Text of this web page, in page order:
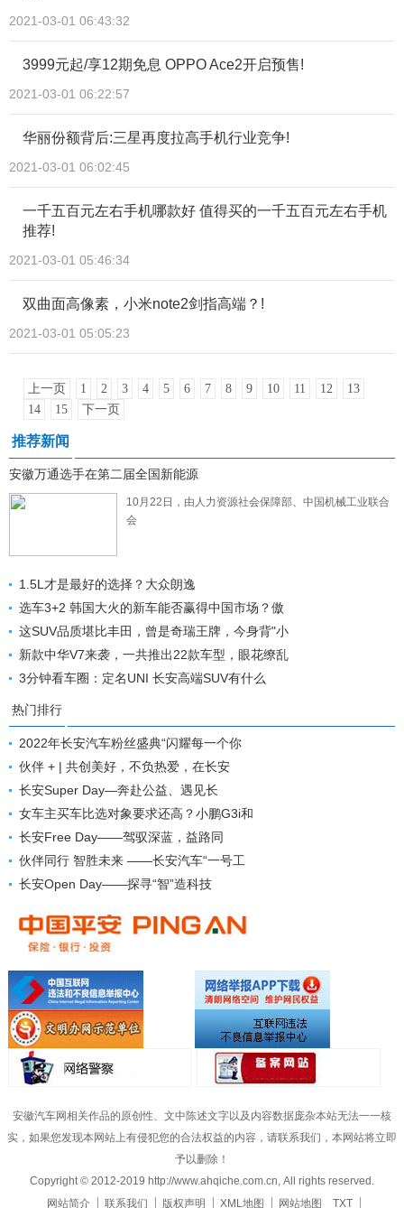
2021-03-01 06:43:32
3999元起/享12期免息 OPPO Ace2开启预售!
2021-03-01 06:22:57
华丽份额背后:三星再度拉高手机行业竞争!
2021-03-01 06:02:45
一千五百元左右手机哪款好 值得买的一千五百元左右手机
推荐!
2021-03-01 05:46:34
双曲面高像素，小米note2剑指高端？!
2021-03-01 05:05:23
上一页 1 2 3 4 5 6 7 8 9 10 11 12
13
14
15 下一页
推荐新闻
安徽万通选手在第二届全国新能源
10月22日，由人力资源社会保障部、中国机械工业联合
会
1.5L才是最好的选择？大众朗逸
选车3+2 韩国大火的新车能否赢得中国市场？傲
这SUV品质堪比丰田，曾是奇瑞王牌，今身背"小
新款中华V7来袭，一共推出22款车型，眼花缭乱
3分钟看车圈：定名UNI 长安高端SUV有什么
热门排行
2022年长安汽车粉丝盛典“闪耀每一个你
伙伴 + | 共创美好，不负热爱，在长安
长安Super Day—奔赴公益、遇见长
女车主买车比选对象要求还高？小鹏G3i和
长安Free Day——驾驭深蓝，益路同
伙伴同行 智胜未来 ——长安汽车“一号工
长安Open Day——探寻“智”造科技
安徽汽车网相关作品的原创性、文中陈述文字以及内容数据庞杂本站无法一一核
实，如果您发现本网站上有侵犯您的合法权益的内容，请联系我们，本网站将立即
予以删除！
Copyright © 2012-2019 http://www.ahqiche.com.cn, All rights reserved.
网站简介
联系我们 版权声明 XML地图 网站地图 TXT